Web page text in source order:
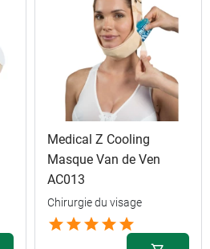
Medical Z Cooling
Masque Van de Ven
AC013
Chirurgie du visage